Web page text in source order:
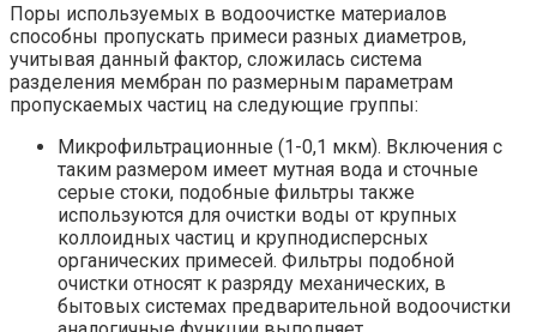
Поры используемых в водоочистке материалов
способны пропускать примеси разных диаметров,
учитывая данный фактор, сложилась система
разделения мембран по размерным параметрам
пропускаемых частиц на следующие группы:
Микрофильтрационные (1-0,1 мкм). Включения с
таким размером имеет мутная вода и сточные
серые стоки, подобные фильтры также
используются для очистки воды от крупных
коллоидных частиц и крупнодисперсных
органических примесей. Фильтры подобной
очистки относят к разряду механических, в
бытовых системах предварительной водоочистки